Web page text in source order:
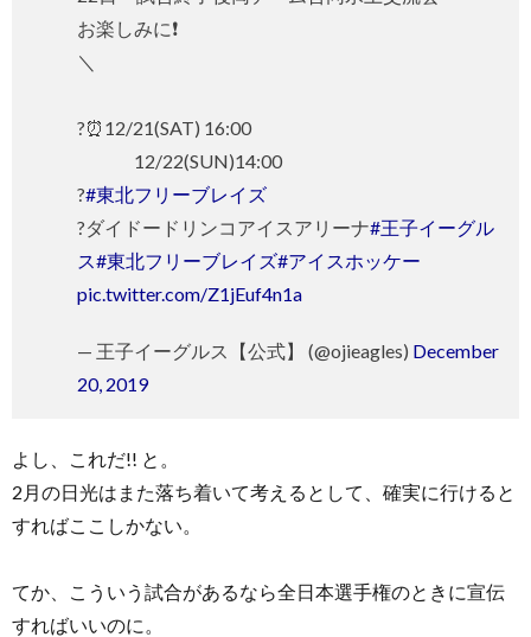
お楽しみに❗️
＼
?⏰12/21(SAT) 16:00
12/22(SUN)14:00
?#東北フリーブレイズ
?ダイドードリンコアイスアリーナ#王子イーグル
ス#東北フリーブレイズ#アイスホッケー
pic.twitter.com/Z1jEuf4n1a
— 王子イーグルス【公式】 (@ojieagles) December
20, 2019
よし、これだ!! と。
2月の日光はまた落ち着いて考えるとして、確実に行けると
すればここしかない。
てか、こういう試合があるなら全日本選手権のときに宣伝
すればいいのに。